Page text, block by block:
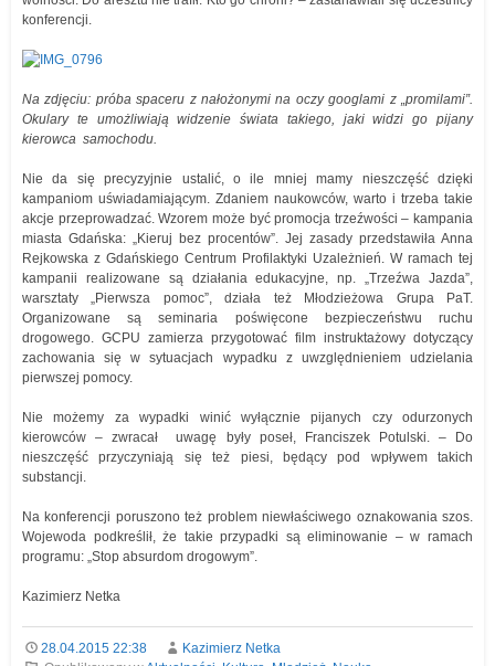
konferencji.
Na zdjęciu: próba spaceru z nałożonymi na oczy googlami z „promilami”.
Okulary te umożliwiają widzenie świata takiego, jaki widzi go pijany
kierowca samochodu.
Nie da się precyzyjnie ustalić, o ile mniej mamy nieszczęść dzięki
kampaniom uświadamiającym. Zdaniem naukowców, warto i trzeba takie
akcje przeprowadzać. Wzorem może być promocja trzeźwości – kampania
miasta Gdańska: „Kieruj bez procentów”. Jej zasady przedstawiła Anna
Rejkowska z Gdańskiego Centrum Profilaktyki Uzależnień. W ramach tej
kampanii realizowane są działania edukacyjne, np. „Trzeźwa Jazda”,
warsztaty „Pierwsza pomoc”, działa też Młodzieżowa Grupa PaT.
Organizowane są seminaria poświęcone bezpieczeństwu ruchu
drogowego. GCPU zamierza przygotować film instruktażowy dotyczący
zachowania się w sytuacjach wypadku z uwzględnieniem udzielania
pierwszej pomocy.
Nie możemy za wypadki winić wyłącznie pijanych czy odurzonych
kierowców – zwracał uwagę były poseł, Franciszek Potulski. – Do
nieszczęść przyczyniają się też piesi, będący pod wpływem takich
substancji.
Na konferencji poruszono też problem niewłaściwego oznakowania szos.
Wojewoda podkreślił, że takie przypadki są eliminowanie – w ramach
programu: „Stop absurdom drogowym”.
Kazimierz Netka
28.04.2015 22:38
Kazimierz Netka